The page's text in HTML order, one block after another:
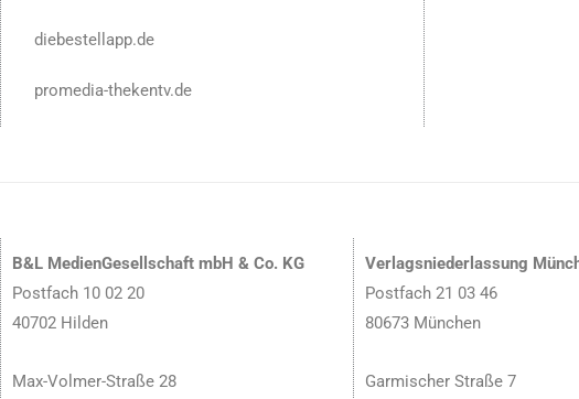
diebestellapp.de
promedia-thekentv.de
B&L MedienGesellschaft mbH & Co. KG
Postfach 10 02 20
40702 Hilden
Max-Volmer-Straße 28
Verlagsniederlassung
Postfach 21 03 46
80673 München
Garmischer Straße 7